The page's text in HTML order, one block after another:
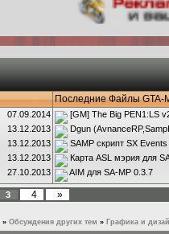
Последние Файлы GTA-
07.09.2014
13.12.2013
13.12.2013
13.12.2013
27.10.2013
[GM] The Big PEN1:LS
Dgun
SAMP скрипт SX
Карта ASL мэрия для
AIM для SA-MP 0.3.7
3 4 »
» Обсуждения других тем » Графика и